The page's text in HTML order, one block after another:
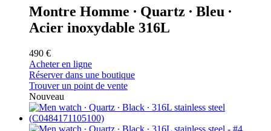
Montre Homme ∙ Quartz ∙ Bleu ∙
Acier inoxydable 316L
490 €
Acheter en ligne
Réserver dans une boutique
Trouver un point de vente
Nouveau